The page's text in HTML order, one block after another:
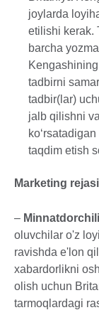
joylarda
etilishi kerak.
barcha
tadbirni
tadbir(lar)
jalb qilishni
taqdim etish
Marketing
–
oluvchilar o'z
ravishda e'lon
xabardorlikni
olish uchun
tarmoqlardagi